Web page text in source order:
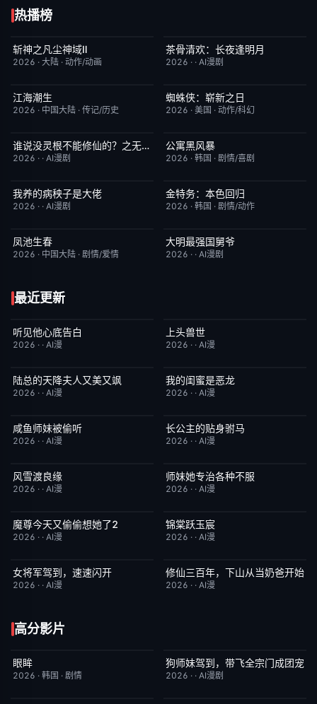
热播榜
更新至第09集
斩神之凡尘神域Ⅱ
2026 · 大陆 · 动作/动画
完结
茶骨清欢：长夜逢明月
2026 · · AI漫剧
更新至第24集
江海潮生
2026 · 中国大陆 · 传记/历史
TC中字
蜘蛛侠：崭新之日
2026 · 美国 · 动作/科幻
完结 5.0谁说没灵根不能修仙的？之无灵证道第五季
2026 · · AI漫剧
更新至第08集
公寓黑风暴
2026 · 韩国 · 剧情/喜剧
完结
我养的病秧子是大佬
2026 · · AI漫剧
已完结
金特务：本色回归
2026 · 韩国 · 剧情/动作
已完结
凤池生春
2026 · 中国大陆 · 剧情/爱情
完结
大明最强国舅爷
2026 · · AI漫剧
最近更新
完结
听见他心底告白
2026 · · AI漫
完结
上头兽世
2026 · · AI漫
完结
陆总的天降夫人又美又飒
2026 · · AI漫
完结
我的闺蜜是恶龙
2026 · · AI漫
完结
咸鱼师妹被偷听
2026 · · AI漫
完结
长公主的贴身驸马
2026 · · AI漫
完结
风雪渡良缘
2026 · · AI漫
完结
师妹她专治各种不服
2026 · · AI漫
完结
魔尊今天又偷偷想她了2
2026 · · AI漫
完结
锦棠跃玉宸
2026 · · AI漫
完结
女将军驾到，速速闪开
2026 · · AI漫
完结 5.0
修仙三百年，下山从当奶爸开始
2026 · · AI漫
高分影片
HD中字
眼眸
2026 · 韩国 · 剧情
完结 10.0
狗师妹驾到，带飞全宗门成团宠
2026 · · AI漫剧